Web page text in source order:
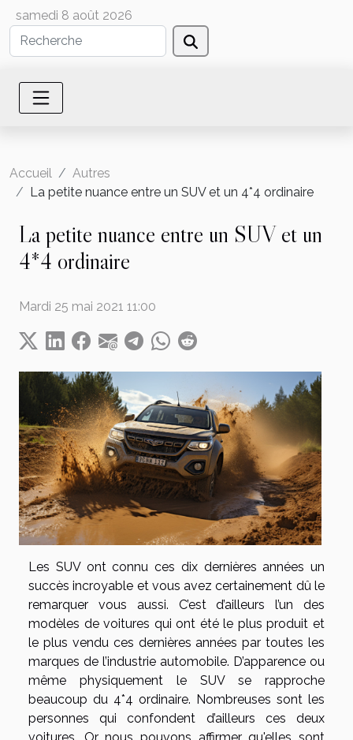
samedi 8 août 2026
Accueil
Autres
La petite nuance entre un SUV et un 4*4 ordinaire
La petite nuance entre un SUV et un
4*4 ordinaire
Mardi 25 mai 2021 11:00
Les SUV ont connu ces dix dernières années un
succès incroyable et vous avez certainement dû le
remarquer vous aussi. C’est d’ailleurs l’un des
modèles de voitures qui ont été le plus produit et
le plus vendu ces dernières années par toutes les
marques de l’industrie automobile. D’apparence ou
même physiquement le SUV se rapproche
beaucoup du 4*4 ordinaire. Nombreuses sont les
personnes qui confondent d’ailleurs ces deux
voitures. Or nous pouvons affirmer qu'elles sont